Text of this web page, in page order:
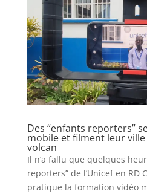
Des “enfants reporters”
mobile et filment leur
volcan
Il n’a fallu que quelques
reporters” de l’Unicef en RD
pratique la formation vidéo